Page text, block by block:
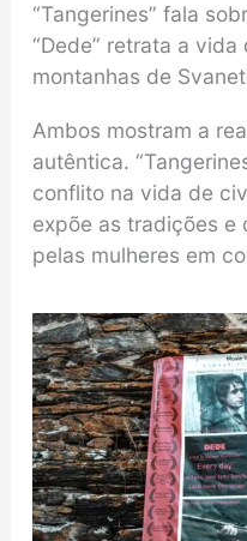
“Tangerines” fala
“Dede” retrata a
montanhas de
Ambos mostram a
autêntica.
conflito na vida de
expõe as tradições e
pelas mulheres em